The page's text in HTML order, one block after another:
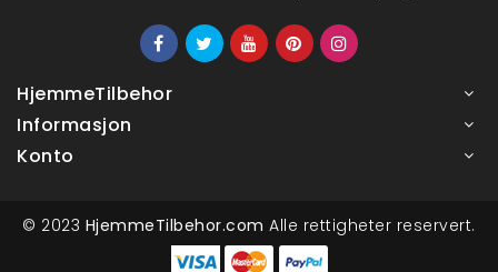
HjemmeTilbehor
Informasjon
Konto
© 2023 HjemmeTilbehor.com Alle rettigheter reservert.